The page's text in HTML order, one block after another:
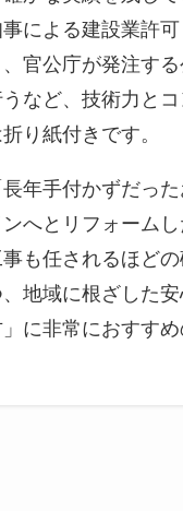
による建設業許
官公庁が発注す
など、技術力と
り紙付きです。
年手付かずだっ
へとリフォームし
も任されるほど
地域に根ざした
に非常におすす